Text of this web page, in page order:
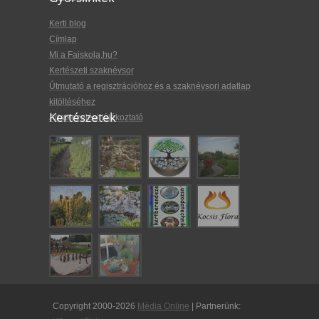
Kerti blog
Címlap
Mi a Faiskola.hu?
Kertészeti szaknévsor
Útmutató a regisztrációhoz és a szaknévsori adatlap
kitöltéséhez
Adatkezelési tájékoztató
Kertészetek
Copyright 2000-2026 Média Online | Partnerünk: